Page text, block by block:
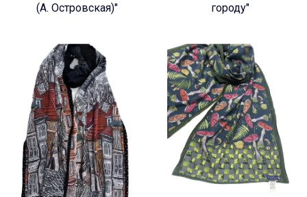
(А. Островская)"
городу"